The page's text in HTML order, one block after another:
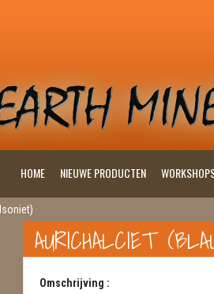
HOME NIEUWE PRODUCTEN
AURICHALCIET
Omschrijving :